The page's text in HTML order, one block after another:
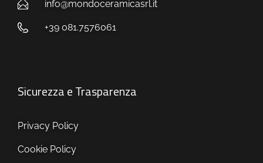
info@mondoceramicasrl.it
+39 081.7576061
Sicurezza e Trasparenza
Privacy Policy
Cookie Policy